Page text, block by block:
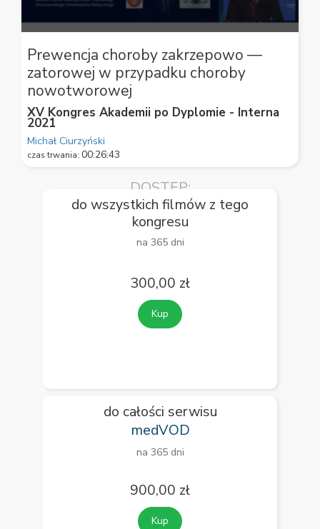
seconds
of
59
Prewencja choroby zakrzepowo —
zatorowej w przypadku choroby
nowotworowej
XV Kongres Akademii po Dyplomie - Interna
2021
Michał Ciurzyński
czas trwania: 00:26:43
DOSTĘP:
do wszystkich filmów z tego
kongresu
na 365 dni
300,00 zł
Kup
do całości serwisu
medVOD
na 365 dni
900,00 zł
Kup